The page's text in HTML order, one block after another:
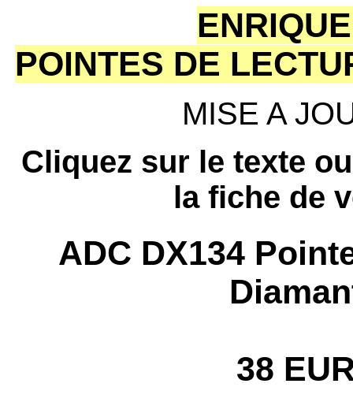
POINTES DE
MISE A
Cliquez sur le texte
la fiche de
ADC DX134
38